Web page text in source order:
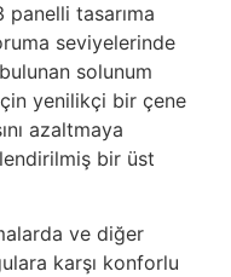
tasarıma
seviyelerinde
solunum
yenilikçi bir çene
azaltmaya
bir üst
ve diğer
karşı konforlu